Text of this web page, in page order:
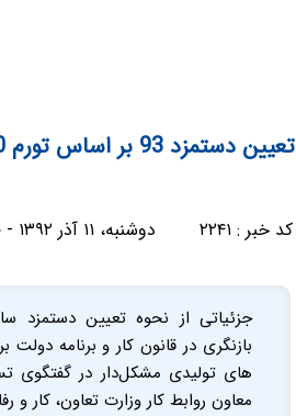
تعیین دستمزد 93 بر اساس تورم 40 درصد ممکن نیست
کد خبر :۲۲۴۱ دوشنبه، ۱۱ آذر ۱۳۹۲ - ۰۸:۳۶:۱۰
بازنگری در قانون کار و برنامه
های تولیدی مشکل‌دار در گفتگوی
معاون روابط کار وزارت تعاون، کار و